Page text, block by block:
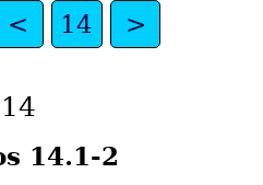
< 14 >
14
14.1-2